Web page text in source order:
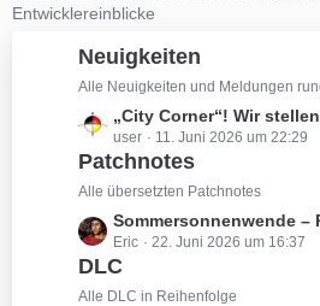
Entwicklereinblicke
Neuigkeiten
Alle Neuigkeiten und Meldungen
L
t
z
e
B
„City Corner“! Wir stellen euch
user 11. Juni 2026 um 22:29
Patchnotes
Alle übersetzten Patchnotes
L
e
t
z
Sommersonnenwende –
Eric 22. Juni 2026 um 16:37
DLC
Alle DLC in Reihenfolge